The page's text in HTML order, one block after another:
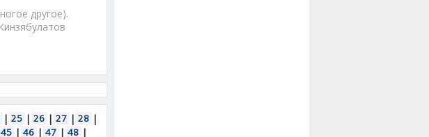
другое).
| 25 | 26 | 27 | 28 |
45 | 46 | 47 | 48 |